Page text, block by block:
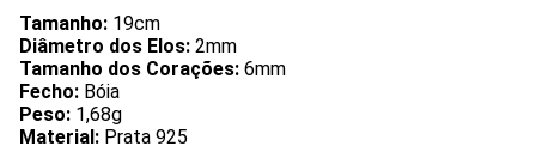
Tamanho: 19cm
Diâmetro dos Elos: 2mm
Tamanho dos Corações: 6mm
Fecho: Bóia
Peso: 1,68g
Material: Prata 925